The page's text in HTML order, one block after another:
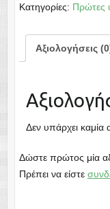
Κατηγορίες: Πρώτες
Αξιολογήσεις
Δεν υπάρχει καμία
Δώστε πρώτος μία
Πρέπει να είστε